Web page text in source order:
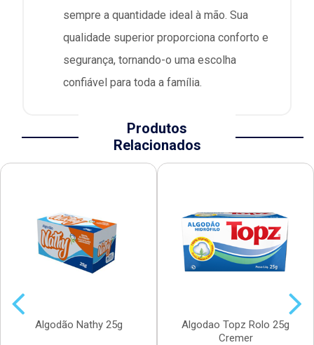
sempre a quantidade ideal à mão. Sua
qualidade superior proporciona conforto e
segurança, tornando-o uma escolha
confiável para toda a família.
Produtos
Relacionados
Algodão Nathy 25g
Algodao Topz Rolo 25g
Cremer